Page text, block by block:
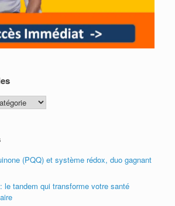
(PQQ) et système rédox, duo gagnant
le tandem qui transforme votre santé